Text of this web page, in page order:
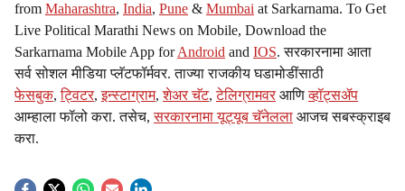
from Maharashtra, India, Pune & Mumbai at Sarkarnama. To Get
Live Political Marathi News on Mobile, Download the
Sarkarnama Mobile App forAndroid and IOS. सरकारनामा आता
सर्व सोशल मीडिया प्लॅटफॉर्मवर. ताज्या राजकीय घडामोडींसाठी
फेसबुक,ट्विटर,इन्स्टाग्राम,शेअर चॅट,टेलिग्रामवर आणिव्हॉट्सॲप
आम्हाला फॉलो करा. तसेच,सरकारनामा यूट्यूब चॅनेलला आजच सबस्क्राइब
करा.